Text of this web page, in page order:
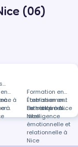
(06)
à
à
Formation en
Établissement
de santé à Nice
à
Formation en
Esthétique à
Nice
Formation en
Intelligence
émotionnelle et
relationnelle à
Nice